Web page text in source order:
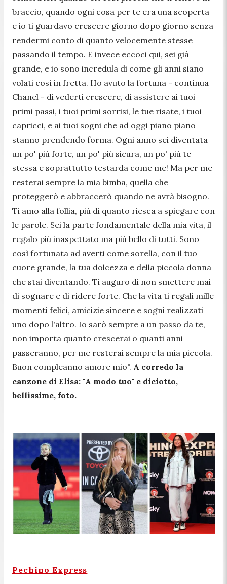
braccio, quando ogni cosa per te era una scoperta
e io ti guardavo crescere giorno dopo giorno senza
rendermi conto di quanto velocemente stesse
passando il tempo. E invece eccoci qui, sei già
grande, e io sono incredula di come gli anni siano
volati così in fretta. Ho avuto la fortuna - continua
Chanel - di vederti crescere, di assistere ai tuoi
primi passi, i tuoi primi sorrisi, le tue risate, i tuoi
capricci, e ai tuoi sogni che ad oggi piano piano
stanno prendendo forma. Ogni anno sei diventata
un po' più forte, un po' più sicura, un po' più te
stessa e soprattutto testarda come me! Ma per me
resterai sempre la mia bimba, quella che
proteggerò e abbraccerò quando ne avrà bisogno.
Ti amo alla follia, più di quanto riesca a spiegare con
le parole. Sei la parte fondamentale della mia vita, il
regalo più inaspettato ma più bello di tutti. Sono
così fortunata ad averti come sorella, con il tuo
cuore grande, la tua dolcezza e della piccola donna
che stai diventando. Ti auguro di non smettere mai
di sognare e di ridere forte. Che la vita ti regali mille
momenti felici, amicizie sincere e sogni realizzati
uno dopo l'altro. Io sarò sempre a un passo da te,
non importa quanto crescerai o quanti anni
passeranno, per me resterai sempre la mia piccola.
Buon compleanno amore mio". A corredo la
canzone di Elisa: "A modo tuo" e diciotto,
bellissime, foto.
Pechino Express